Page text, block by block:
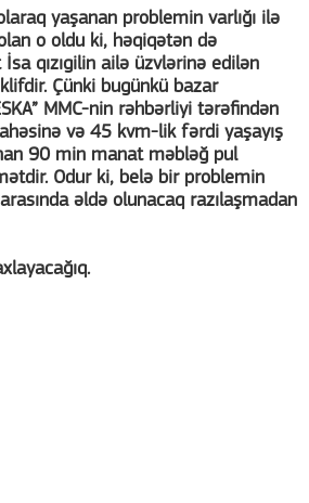
yaşanan problemin varlığı ilə
o oldu ki, həqiqətən də
qızıgilin ailə üzvlərinə edilən
Çünki bugünkü bazar
MMC-nin rəhbərliyi tərəfindən
və 45 kvm-lik fərdi yaşayış
90 min manat məbləğ pul
Odur ki, belə bir problemin
əldə olunacaq razılaşmadan